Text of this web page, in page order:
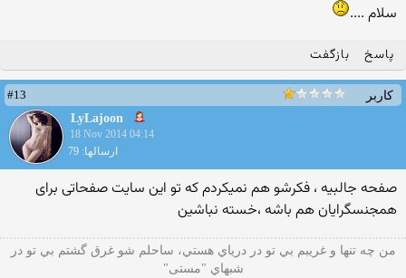
سلام ....
پاسخ بازگفت
کاربر
#13
LyLajoon
18 Nov 2014 04:14
ارسالها: 79
صفحه جالبیه ، فکرشو هم نمیکردم که تو این سایت صفحاتی برای
همجنسگرایان هم باشه ،خسته نباشین
من چه تنها و غريبم بي تو در درياي هستي، ساحلم شو غرق گشتم بي تو در
شبهاي "مستی"